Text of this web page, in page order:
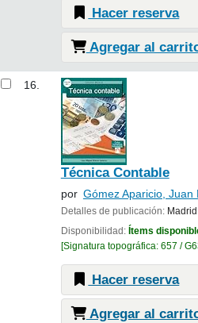
Hacer reserva
Agregar al
16.
Técnica Contable
por Gómez Aparicio, Juan
Detalles de publicación:
Disponibilidad: Ítems
Signatura topográfica: 657 /
Hacer reserva
Agregar al